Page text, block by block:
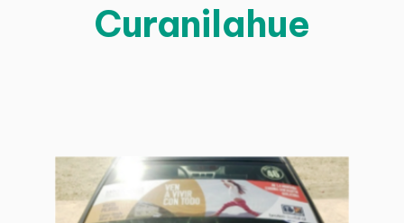
Curanilahue